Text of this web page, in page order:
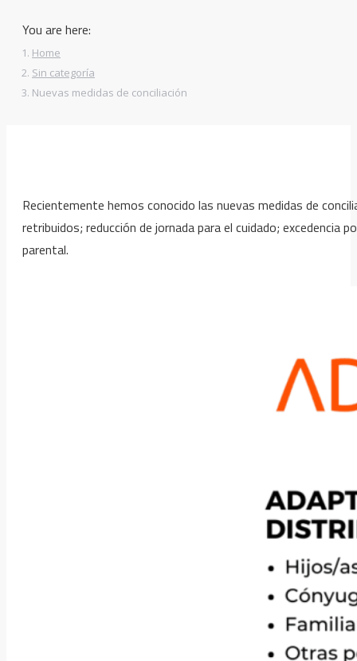
You are here:
Home
Sin categoría
Nuevas medidas de conciliación
Recientemente hemos conocido las nuevas medidas de
retribuidos; reducción de jornada para el cuidado;
parental.